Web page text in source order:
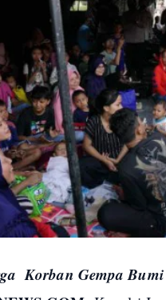
Korban Gempa